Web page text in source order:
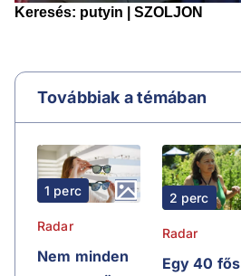
Továbbiak a témában
1 perc
Radar
Nem minden
2 perc
Radar
Egy 40 fős